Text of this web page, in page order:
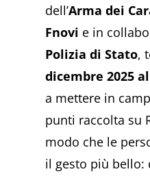
dell’Arma dei
Fnovi e in
Polizia di Stato,
dicembre 2025
a mettere in
punti raccolta su
modo che le
il gesto più bello: